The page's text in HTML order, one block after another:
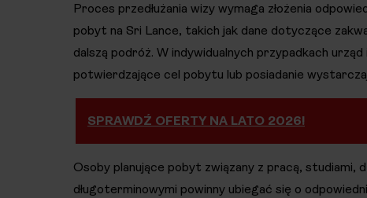
Proces przedłużania wizy wymaga złożenia
pobyt na Sri Lance, takich jak dane dotyczące
dalszą podróż. W indywidualnych przypadkach
potwierdzające cel pobytu lub posiadanie
SPRAWDŹ OFERTY NA LATO 2026!
Osoby planujące pobyt związany z pracą, studiami,
długoterminowymi powinny ubiegać się o